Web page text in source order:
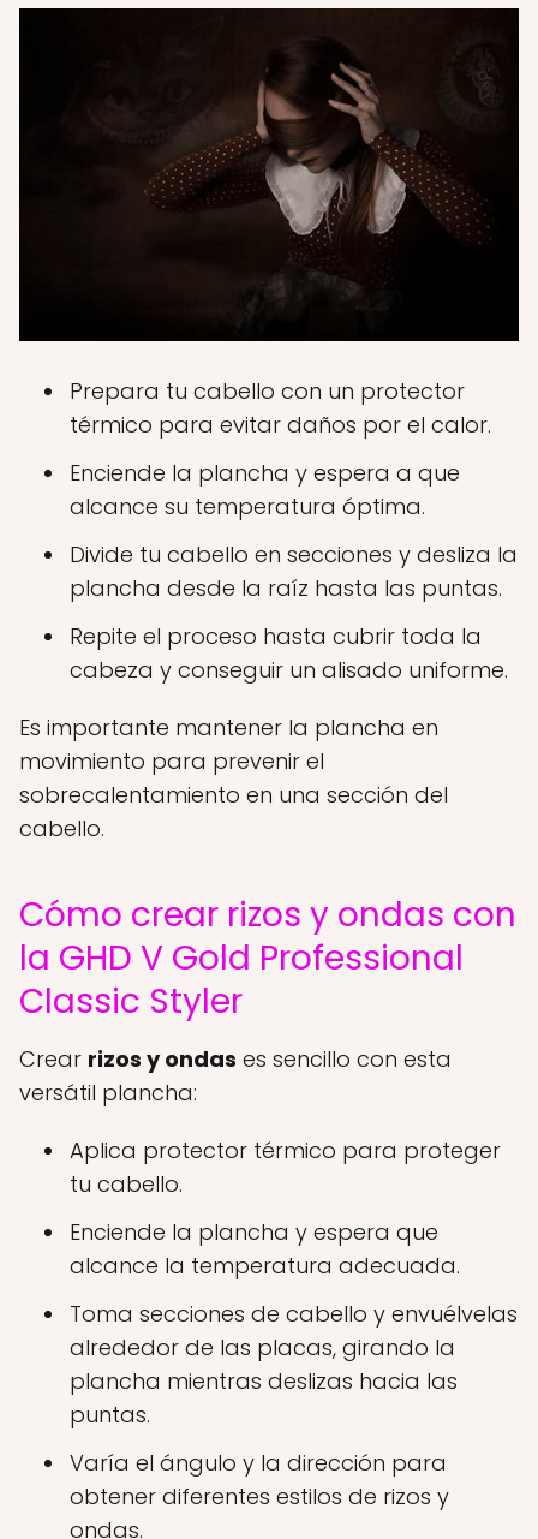
Prepara tu cabello con un protector
térmico para evitar daños por el calor.
Enciende la plancha y espera a que
alcance su temperatura óptima.
Divide tu cabello en secciones y desliza la
plancha desde la raíz hasta las puntas.
Repite el proceso hasta cubrir toda la
cabeza y conseguir un alisado uniforme.
Es importante mantener la plancha en
movimiento para prevenir el
sobrecalentamiento en una sección del
cabello.
Cómo crear rizos y ondas con
la GHD V Gold Professional
Classic Styler
Crear rizos y ondas es sencillo con esta
versátil plancha:
Aplica protector térmico para proteger
tu cabello.
Enciende la plancha y espera que
alcance la temperatura adecuada.
Toma secciones de cabello y envuélvelas
alrededor de las placas, girando la
plancha mientras deslizas hacia las
puntas.
Varía el ángulo y la dirección para
obtener diferentes estilos de rizos y
ondas.